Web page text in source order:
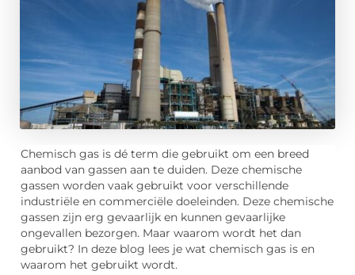
Chemisch gas is dé term die gebruikt om een breed
aanbod van gassen aan te duiden. Deze chemische
gassen worden vaak gebruikt voor verschillende
industriële en commerciële doeleinden. Deze chemische
gassen zijn erg gevaarlijk en kunnen gevaarlijke
ongevallen bezorgen. Maar waarom wordt het dan
gebruikt? In deze blog lees je wat chemisch gas is en
waarom het gebruikt wordt.